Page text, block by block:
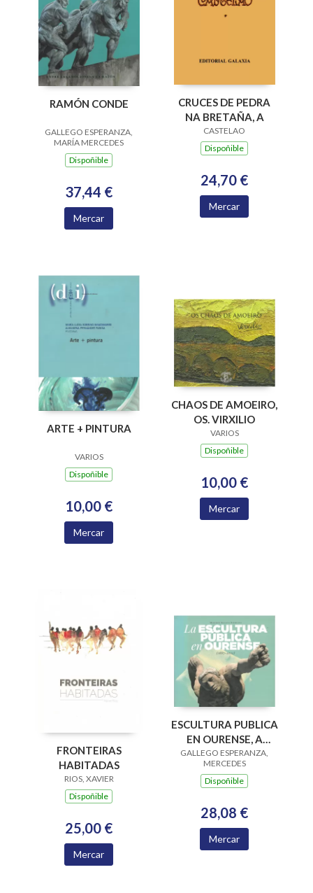
RAMÓN CONDE
GALLEGO ESPERANZA,
MARÍA MERCEDES
Dispoñible
37,44 €
Mercar
CRUCES DE PEDRA
NA BRETAÑA, A
CASTELAO
Dispoñible
24,70 €
Mercar
ARTE + PINTURA
VARIOS
Dispoñible
10,00 €
Mercar
CHAOS DE AMOEIRO,
OS. VIRXILIO
VARIOS
Dispoñible
10,00 €
Mercar
FRONTEIRAS
HABITADAS
RIOS, XAVIER
Dispoñible
25,00 €
Mercar
ESCULTURA PUBLICA
EN OURENSE, A
(1887-2022)
GALLEGO ESPERANZA,
MERCEDES
Dispoñible
28,08 €
Mercar